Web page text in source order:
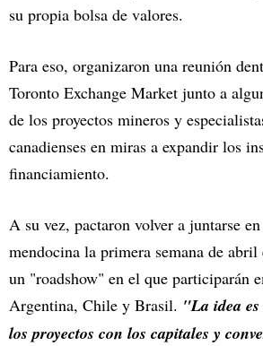
su propia bolsa de valores.
Para eso, organizaron una reunión
Toronto Exchange Market junto a
de los proyectos mineros y
canadienses en miras a expandir los
financiamiento.
A su vez, pactaron volver a juntarse
mendocina la primera semana de
un "roadshow" en el que participarán
Argentina, Chile y Brasil. "La idea
los proyectos con los capitales y